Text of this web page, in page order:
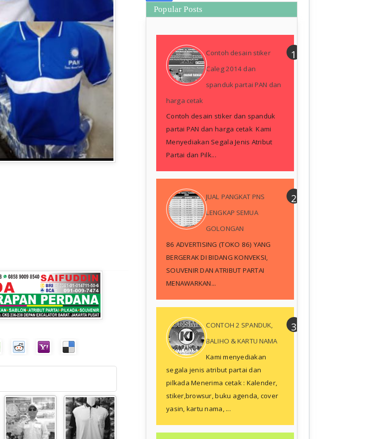
Popular Posts
Contoh desain stiker
Caleg 2014 dan
spanduk partai PAN dan
harga cetak
Contoh desain stiker dan spanduk
partai PAN dan harga cetak Kami
Menyediakan Segala Jenis Atribut
Partai dan Pilk...
JUAL PANGKAT PNS
LENGKAP SEMUA
GOLONGAN
86 ADVERTISING (TOKO 86) YANG
BERGERAK DI BIDANG KONVEKSI,
SOUVENIR DAN ATRIBUT PARTAI
MENAWARKAN...
CONTOH 2 SPANDUK,
BALIHO & KARTU NAMA
Kami menyediakan
segala jenis atribut partai dan
pilkada Menerima cetak : Kalender,
stiker,browsur, buku agenda, cover
yasin, kartu nama, ...